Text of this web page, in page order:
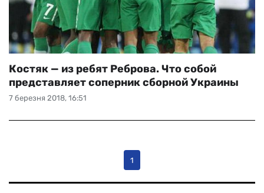
7 березня 2018, 16:51
Костяк — из ребят Реброва. Что собой
представляет соперник сборной Украины
1